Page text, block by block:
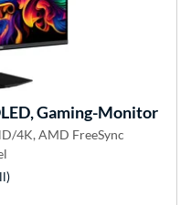
Gaming-Monitor
4K, AMD FreeSync